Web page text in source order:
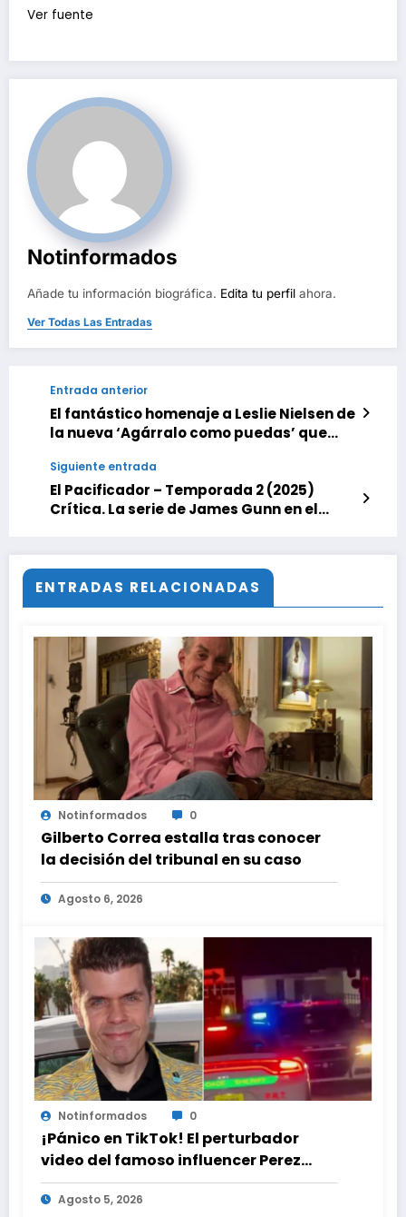
Ver fuente
Notinformados
Añade tu información biográfica. Edita tu perfil ahora.
Ver Todas Las Entradas
Entrada anterior
El fantástico homenaje a Leslie Nielsen de
la nueva ‘Agárralo como puedas’ que
hacemos de una manera muy, muy
estúpida?»
Siguiente entrada
El Pacificador – Temporada 2 (2025)
Crítica. La serie de James Gunn en el
ENTRADAS RELACIONADAS
Notinformados 0
Gilberto Correa estalla tras conocer
la decisión del tribunal en su caso
Agosto 6, 2026
Notinformados 0
¡Pánico en TikTok! El perturbador
video del famoso influencer Perez
Hilton que obligó a sus fans a pedir
ayuda médica
Agosto 5, 2026